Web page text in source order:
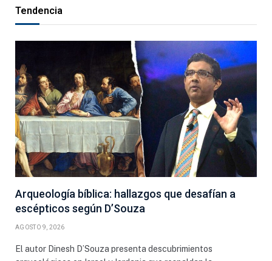
Tendencia
Arqueología bíblica: hallazgos que desafían a
escépticos según D’Souza
AGOSTO 9, 2026
El autor Dinesh D’Souza presenta descubrimientos